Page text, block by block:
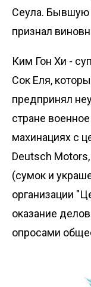
Сеула.
признал
Ким Гон Хи -
Сок Еля,
предпринял
стране
махинациях с
Deutsch
(сумок и
организации
оказание
опросами